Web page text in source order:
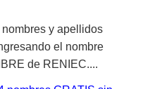
y apellidos
el nombre
de RENIEC....